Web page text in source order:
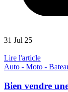
31 Jul 25
Lire l'article
Auto - Moto -
Bien vendre